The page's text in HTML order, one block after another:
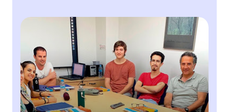
E
i
s
h
L